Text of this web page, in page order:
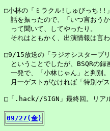
□小林の「ミラクル!しゅびっち!!
話を振ったので、「いつ言おう
って聞いて、してやったり。
それはともかく、出演情報は言
□9/15放送の「ラジオシスタープ
ということでしたが、BSQRの録
一発で、「小林じゃん」と判別。
月一ゲストがなければ「特別ゲス
09/27(金)